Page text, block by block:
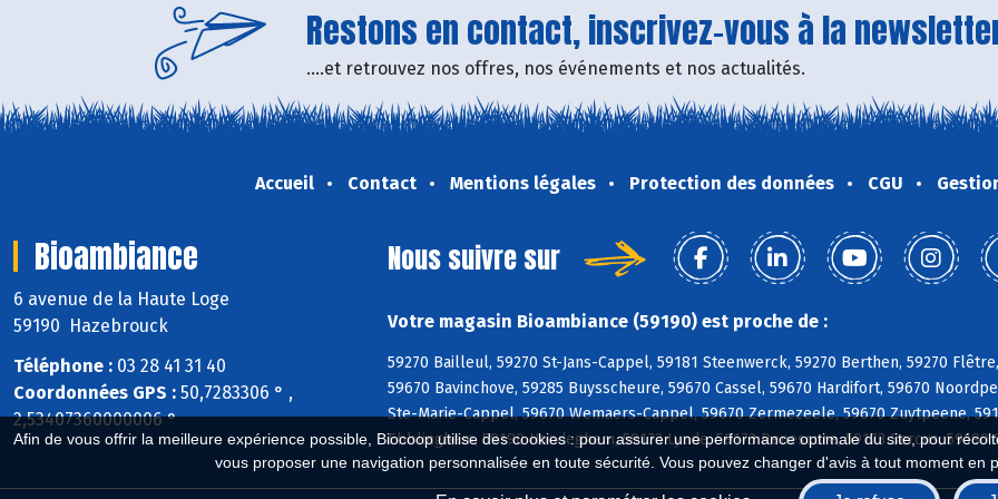
Afin de vous offrir la meilleure expérience possible, Biocoop utilise des cookies : pour assurer une performance optimale du site, pour
vous proposer une navigation personnalisée en toute sécurité. Vous pouvez changer d'avis à tout moment en
Restons en contact, inscrivez-vous à la
....et retrouvez nos offres, nos événements et nos actualités.
Accueil Contact Mentions légales Protection des données CGU
Bioambiance
6 avenue de la Haute Loge
59190 Hazebrouck
Téléphone : 03 28 41 31 40
Coordonnées GPS : 50,7283306 ° ,
2,53407360000006 °
Nous suivre sur
Votre magasin Bioambiance (59190) est proche de :
59270 Bailleul, 59270 St-Jans-Cappel, 59181 Steenwerck, 59270 Berthen, 59270
59670 Bavinchove, 59285 Buysscheure, 59670 Cassel, 59670 Hardifort, 59670
Ste-Marie-Cappel, 59670 Wemaers-Cappel, 59670 Zermezeele, 59670 Zuytpeene,
Ebblinghem, 59190 Hondeghem, 59173 Lynde, 59173 Renescure, 59173 Sercus, 59190